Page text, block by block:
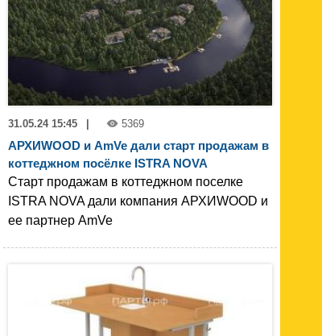
31.05.24 15:45 5369
АРХИWOOD и AmVe дали старт продажам в
коттеджном посёлке ISTRA NOVA
Старт продажам в коттеджном поселке
ISTRA NOVA дали компания АРХИWOOD и
ее партнер AmVe